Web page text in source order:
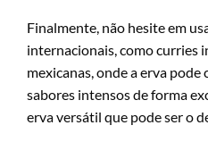
Finalmente, não hesite em
internacionais, como curries
mexicanas, onde a erva pode
sabores intensos de forma
erva versátil que pode ser o